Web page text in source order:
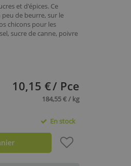
et d'épices. Ce
de beurre, sur le
chicons pour les
sucre de canne, poivre
10,15 €/ Pce
184,55 € / kg
En stock